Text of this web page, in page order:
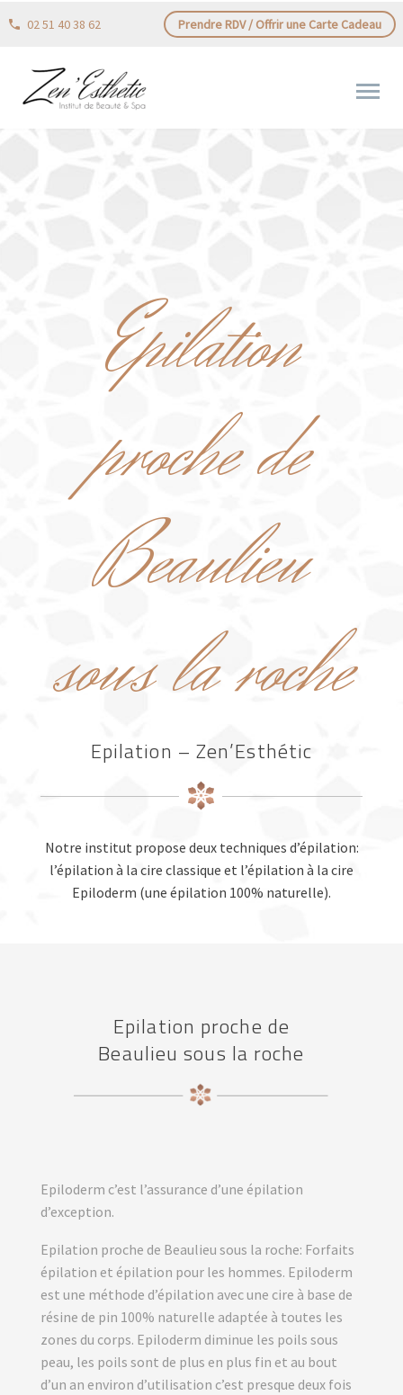
02 51 40 38 62 Prendre RDV / Offrir une Carte Cadeau
Epilation
proche de
Beaulieu
sous la roche
Epilation – Zen’Esthétic
Notre institut propose deux techniques d’épilation:
l’épilation à la cire classique et l’épilation à la cire
Epiloderm (une épilation 100% naturelle).
Epilation proche de
Beaulieu sous la roche
Epiloderm c’est l’assurance d’une épilation
d’exception.
Epilation proche de Beaulieu sous la roche: Forfaits
épilation et épilation pour les hommes. Epiloderm
est une méthode d’épilation avec une cire à base de
résine de pin 100% naturelle adaptée à toutes les
zones du corps. Epiloderm diminue les poils sous
peau, les poils sont de plus en plus fin et au bout
d’un an environ d’utilisation c’est presque deux fois